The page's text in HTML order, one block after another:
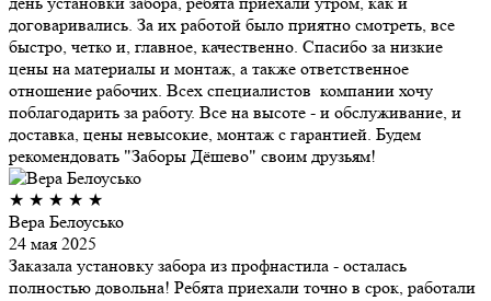
договаривались. За их работой было приятно смотреть, все
быстро, четко и, главное, качественно. Спасибо за низкие
цены на материалы и монтаж, а также ответственное
отношение рабочих. Всех специалистов компании хочу
поблагодарить за работу. Все на высоте - и обслуживание, и
доставка, цены невысокие, монтаж с гарантией. Будем
рекомендовать "Заборы Дёшево" своим друзьям!
★ ★ ★ ★ ★
Вера Белоусько
24 мая 2025
Заказала установку забора из профнастила - осталась
полностью довольна! Ребята приехали точно в срок, работали